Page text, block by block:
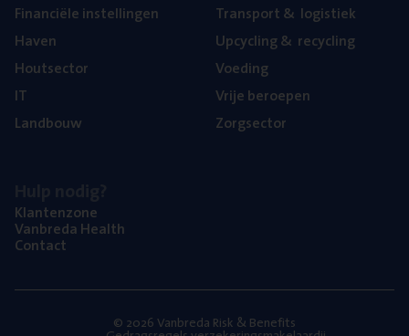
Finan­ci­ë­le instellingen
Haven
Hout­sec­tor
IT
Land­bouw
Trans­port& logistiek
Upcy­cling& recycling
Voe­ding
Vrije beroe­pen
Zorg­sec­tor
Klan­ten­zo­ne
Van­b­re­da Health
Con­tact
© 2026 Vanbreda Risk & Benefits